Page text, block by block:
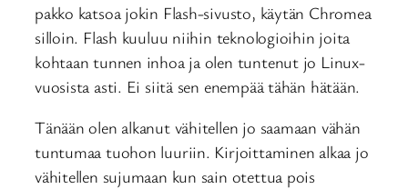
pakko katsoa jokin Flash-sivusto, käytän Chromea
silloin. Flash kuuluu niihin teknologioihin joita
kohtaan tunnen inhoa ja olen tuntenut jo Linux-
vuosista asti. Ei siitä sen enempää tähän hätään.
Tänään olen alkanut vähitellen jo saamaan vähän
tuntumaa tuohon luuriin. Kirjoittaminen alkaa jo
vähitellen sujumaan kun sain otettua pois